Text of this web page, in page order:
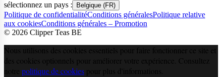
sélectionnez un pays : Belgique (FR)
Politique de confidentialitéConditions généralesPolitique relative
aux cookiesConditions générales – Promotion
© 2026 Clipper Teas BE
Nous utilisons des cookies essentiels pour faire fonctionner ce site et
des cookies optionnels pour améliorer votre expérience. Consultez
notre politique de cookies pour plus d'informations.